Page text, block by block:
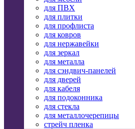
для ПВХ
для плитки
для профлиста
для ковров
для нержавейки
для зеркал
для металла
для сэндвич-панелей
для дверей
для кабеля
для подоконника
для стекла
для металлочерепицы
стрейч пленка